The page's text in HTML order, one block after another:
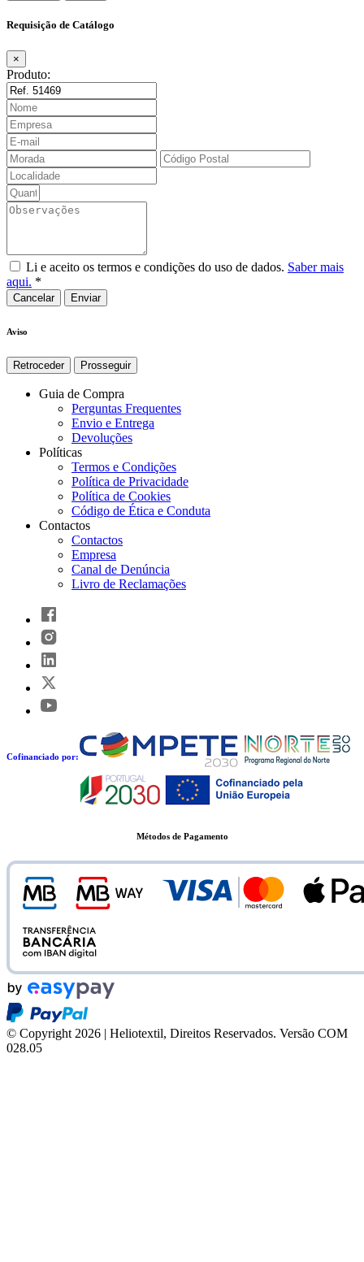
Requisição de Catálogo
×
Produto:
Li e aceito os termos e condições do uso de dados. Saber mais
aqui. *
Cancelar
Aviso
Retroceder Prosseguir
Guia de Compra
Perguntas Frequentes
Envio e Entrega
Devoluções
Políticas
Termos e Condições
Política de Privacidade
Política de Cookies
Código de Ética e Conduta
Contactos
Contactos
Empresa
Canal de Denúncia
Livro de Reclamações
Cofinanciado por:
Métodos de Pagamento
© Copyright 2026 | Heliotextil, Direitos Reservados. Versão COM
028.05